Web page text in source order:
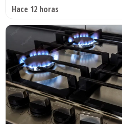
Hace 12 horas